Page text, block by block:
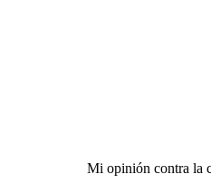
Mi opinión contra la